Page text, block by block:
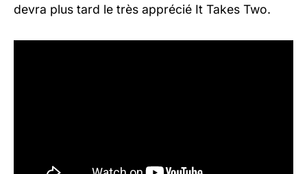
devra plus tard le très apprécié It Takes Two.